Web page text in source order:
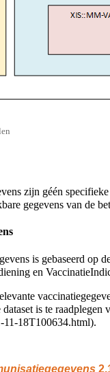
zijn géén
gegevens van de
is gebaseerd op
en
is te raadplegen
.